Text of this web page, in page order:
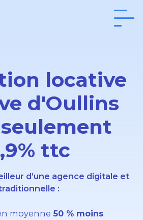
locative
d'Oullins
ttc
d’une agence digitale et
:
moyenne50 % moins